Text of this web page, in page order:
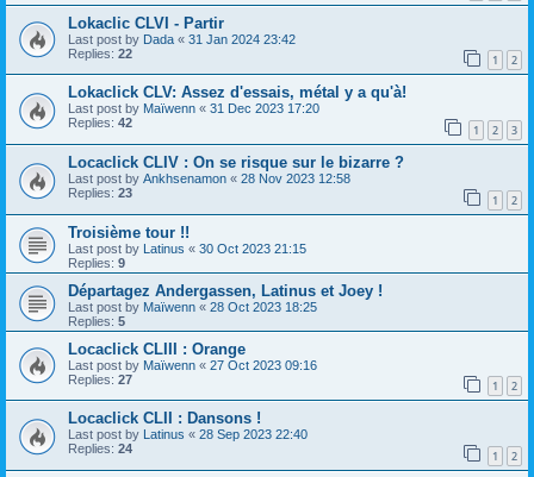
Lokaclic CLVI - Partir
Last post by Dada « 31 Jan 2024 23:42
Replies: 22 1 2
Lokaclick CLV: Assez d'essais, métal y a qu'à!
Last post by Maïwenn « 31 Dec 2023 17:20
Replies: 42 1 2 3
Locaclick CLIV : On se risque sur le bizarre ?
Last post by Ankhsenamon « 28 Nov 2023 12:58
Replies: 23 1 2
Troisième tour !!
Last post by Latinus « 30 Oct 2023 21:15
Replies: 9
Départagez Andergassen, Latinus et Joey !
Last post by Maïwenn « 28 Oct 2023 18:25
Replies: 5
Locaclick CLIII : Orange
Last post by Maïwenn « 27 Oct 2023 09:16
Replies: 27 1 2
Locaclick CLII : Dansons !
Last post by Latinus « 28 Sep 2023 22:40
Replies: 24 1 2